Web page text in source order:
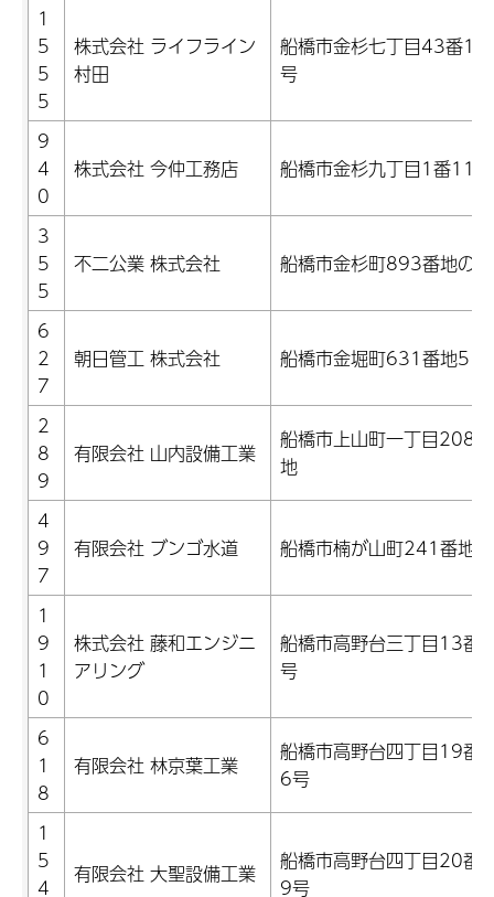
1
5
5
5
株式会社 ライフライン
村田
船橋市金杉七丁目43番17
号
9
4
0
株式会社 今仲工務店 船橋市金杉九丁目1番11号
3
5
5
不二公業 株式会社 船橋市金杉町893番地の1
6
2
7
朝日管工 株式会社 船橋市金堀町631番地5
2
8
9
有限会社 山内設備工業
船橋市上山町一丁目208番
地
4
9
7
有限会社 ブンゴ水道 船橋市楠が山町241番地3
1
9
1
0
株式会社 藤和エンジニ
アリング
船橋市高野台三丁目13番1
号
6
1
8
有限会社 林京葉工業
船橋市高野台四丁目19番1
6号
1
5
4
有限会社 大聖設備工業
船橋市高野台四丁目20番2
9号